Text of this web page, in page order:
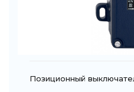
Позиционный